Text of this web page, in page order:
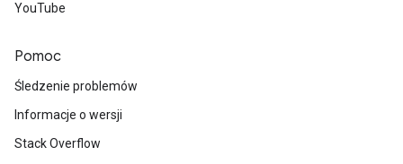
YouTube
Pomoc
Śledzenie problemów
Informacje o wersji
Stack Overflow